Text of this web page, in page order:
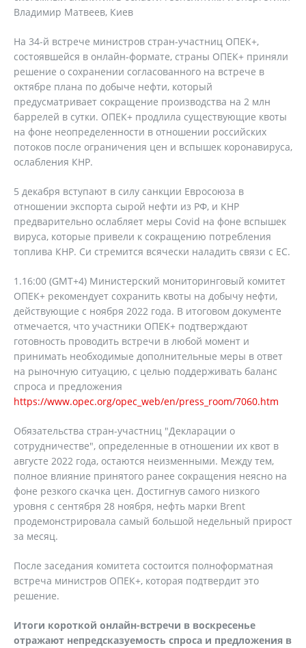
Владимир Матвеев, Киев
На 34-й встрече министров стран-участниц ОПЕК+,
состоявшейся в онлайн-формате, страны ОПЕК+ приняли
решение о сохранении согласованного на встрече в
октябре плана по добыче нефти, который
предусматривает сокращение производства на 2 млн
баррелей в сутки. ОПЕК+ продлила существующие квоты
на фоне неопределенности в отношении российских
потоков после ограничения цен и вспышек коронавируса,
ослабления КНР.
5 декабря вступают в силу санкции Евросоюза в
отношении экспорта сырой нефти из РФ, и КНР
предварительно ослабляет меры Covid на фоне вспышек
вируса, которые привели к сокращению потребления
топлива КНР. Си стремится всячески наладить связи с ЕС.
1.16:00 (GMT+4) Министерский мониторинговый комитет
ОПЕК+ рекомендует сохранить квоты на добычу нефти,
действующие с ноября 2022 года. В итоговом документе
отмечается, что участники ОПЕК+ подтверждают
готовность проводить встречи в любой момент и
принимать необходимые дополнительные меры в ответ
на рыночную ситуацию, с целью поддерживать баланс
спроса и предложения
https://www.opec.org/opec_web/en/press_room/7060.htm
Обязательства стран-участниц "Декларации о
сотрудничестве", определенные в отношении их квот в
августе 2022 года, остаются неизменными. Между тем,
полное влияние принятого ранее сокращения неясно на
фоне резкого скачка цен. Достигнув самого низкого
уровня с сентября 28 ноября, нефть марки Brent
продемонстрировала самый большой недельный прирост
за месяц.
После заседания комитета состоится полноформатная
встреча министров ОПЕК+, которая подтвердит это
решение.
Итоги короткой онлайн-встречи в воскресенье
отражают непредсказуемость спроса и предложения в